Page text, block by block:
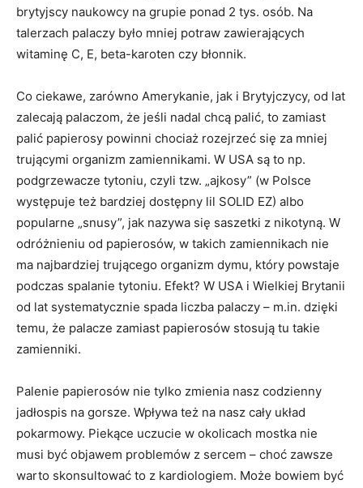
brytyjscy naukowcy na grupie ponad 2 tys. osób. Na
talerzach palaczy było mniej potraw zawiera­jących
witaminę C, E, beta-karoten czy błonnik.
Co ciekawe, zarówno Amerykanie, jak i Brytyjczycy, od lat
zalecają palaczom, że jeśli nadal chcą palić, to zamiast
palić papierosy powinni chociaż rozej­rzeć się za mniej
trującymi organizm zamiennikami. W USA są to np.
podgrzewacze tytoniu, czyli tzw. „ajkosy” (w Polsce
występuje też bardziej dostępny lil SOLID EZ) albo
popularne „snusy”, jak nazywa się saszetki z nikotyną. W
odróżnieniu od papierosów, w takich zamiennikach nie
ma najbardziej trujące­go organizm dymu, który powstaje
podczas spala­nie tytoniu. Efekt? W USA i Wielkiej Brytanii
od lat systematycznie spada liczba palaczy – m.in. dzięki
temu, że palacze zamiast papierosów stosują tu ta­kie
zamienniki.
Palenie papierosów nie tylko zmienia nasz codzien­ny
jadłospis na gorsze. Wpływa też na nasz cały układ
pokarmowy. Piekące uczucie w okolicach mostka nie
musi być objawem problemów z sercem – choć za­wsze
warto skonsultować to z kardiologiem. Może bowiem być